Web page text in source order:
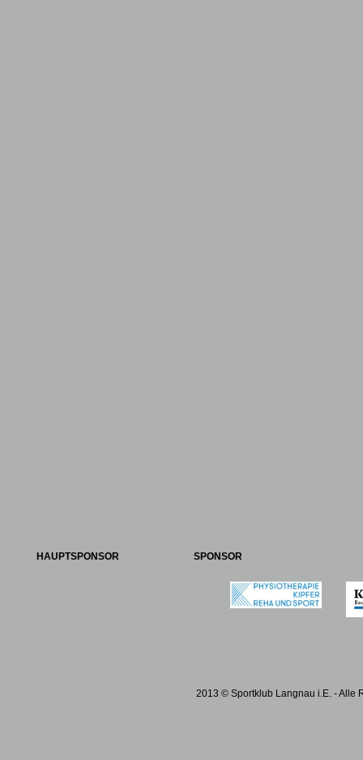
HAUPTSPONSOR SPONSOR
2013 © Sportklub Langnau i.E. - Alle